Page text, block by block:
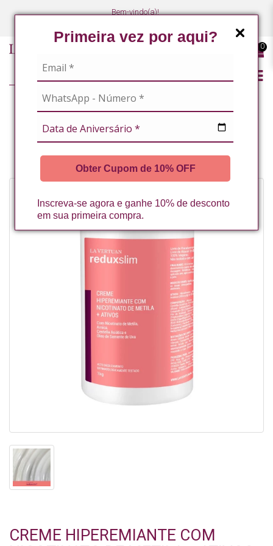
Primeira vez por aqui?
Obter Cupom de 10% OFF
Inscreva-se agora e ganhe 10% de desconto
em sua primeira compra.
Bem-vindo(a)!
0
REDUX SLIM LA VERTUAN* (A)
CREME HIPEREMIANTE COM